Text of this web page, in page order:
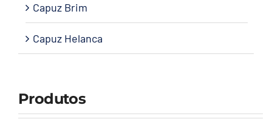
Produtos
Capuz Brim
Capuz Helanca